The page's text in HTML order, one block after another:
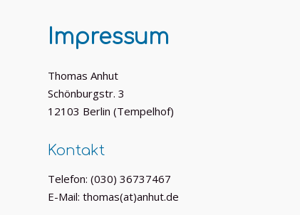
Impressum
Thomas Anhut
Schönburgstr. 3
12103 Berlin (Tempelhof)
Kontakt
Telefon: (030) 36737467
E-Mail: thomas(at)anhut.de